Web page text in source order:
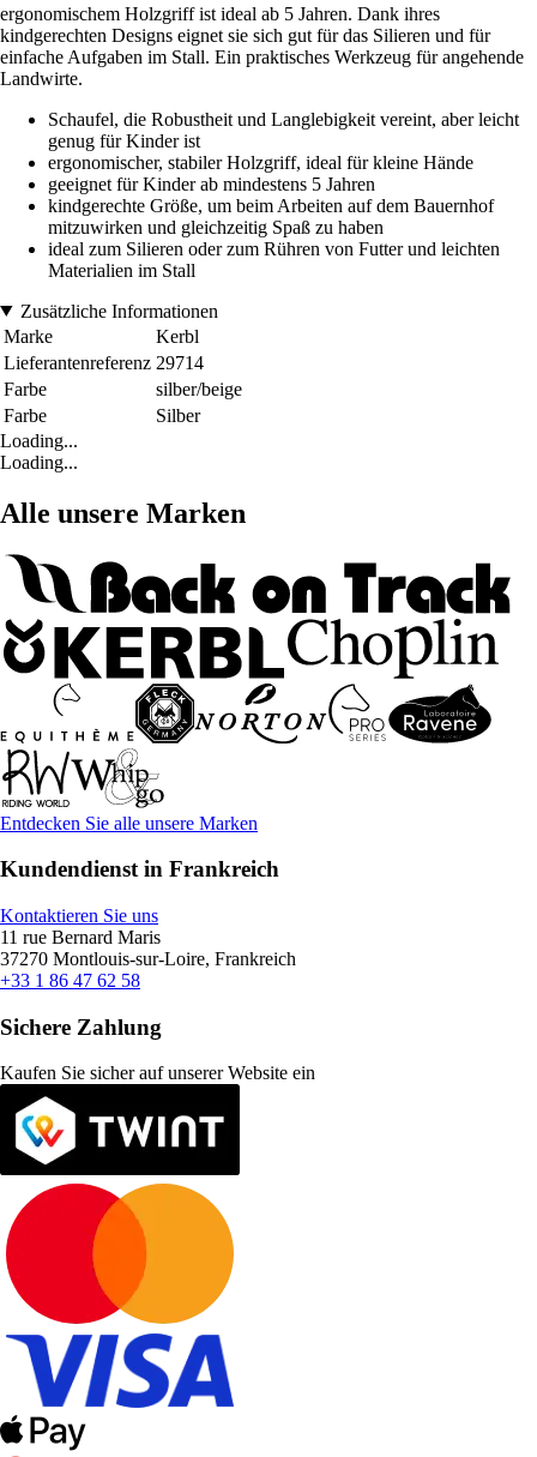
ergonomischem Holzgriff ist ideal ab 5 Jahren. Dank ihres
kindgerechten Designs eignet sie sich gut für das Silieren und für
einfache Aufgaben im Stall. Ein praktisches Werkzeug für angehende
Landwirte.
Schaufel, die Robustheit und Langlebigkeit vereint, aber leicht
genug für Kinder ist
ergonomischer, stabiler Holzgriff, ideal für kleine Hände
geeignet für Kinder ab mindestens 5 Jahren
kindgerechte Größe, um beim Arbeiten auf dem Bauernhof
mitzuwirken und gleichzeitig Spaß zu haben
ideal zum Silieren oder zum Rühren von Futter und leichten
Materialien im Stall
Zusätzliche Informationen
Marke
Kerbl
Lieferantenreferenz 29714
Farbe
silber/beige
Farbe
Silber
Loading...
Loading...
Alle unsere Marken
Entdecken Sie alle unsere Marken
Kundendienst in Frankreich
Kontaktieren Sie uns
11 rue Bernard Maris
37270 Montlouis-sur-Loire, Frankreich
+33 1 86 47 62 58
Sichere Zahlung
Kaufen Sie sicher auf unserer Website ein